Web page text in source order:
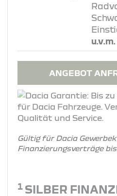
u.v.m.
ANGEBOT
Gültig für Dacia
Finanzierungsverträge
1 SILBER